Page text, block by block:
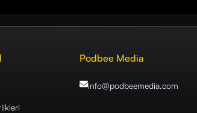
Podbee Media
info@podbeemedia.com